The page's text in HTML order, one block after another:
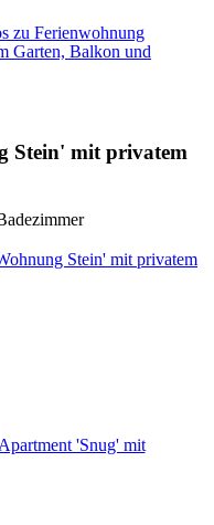
zu Ferienwohnung
Garten, Balkon und
Stein' mit privatem
Stein' mit privatem
'Snug' mit